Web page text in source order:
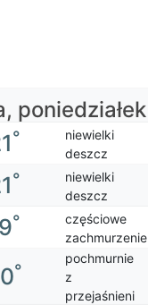
poniedziałek
°
niewielki
deszcz
°
niewielki
deszcz
°
częściowe
zachmurzenie
°
pochmurnie
z
przejaśnieni